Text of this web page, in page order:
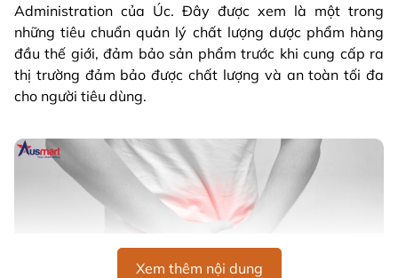
Administration của Úc. Đây được xem là một trong
những tiêu chuẩn quản lý chất lượng dược phẩm hàng
đầu thế giới, đảm bảo sản phẩm trước khi cung cấp ra
thị trường đảm bảo được chất lượng và an toàn tối đa
cho người tiêu dùng.
Xem thêm nội dung